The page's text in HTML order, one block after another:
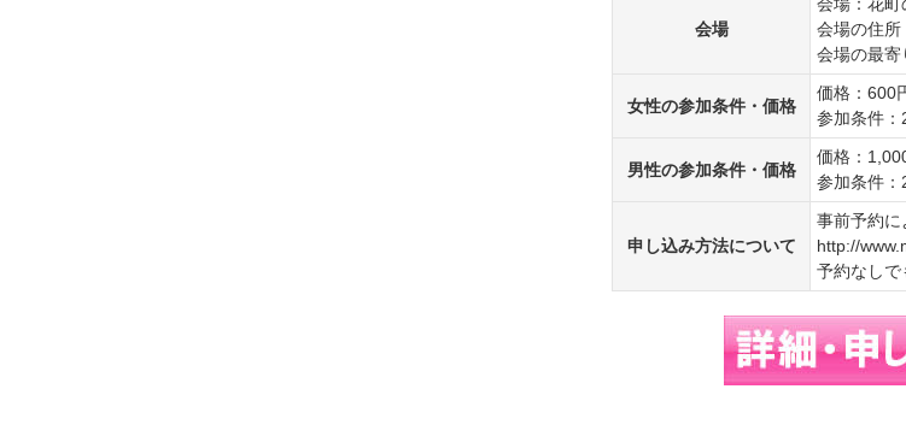
会場
会場の住
会場の最寄
女性の参加条件・価格
価格：600
参加条件：
男性の参加条件・価格
価格：
参加条件：
申し込み方法について
事前予約に
http://
予約なしで